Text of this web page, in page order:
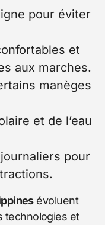
pour éviter
et
aux marches.
manèges
et de l’eau
pour
évoluent
technologies et